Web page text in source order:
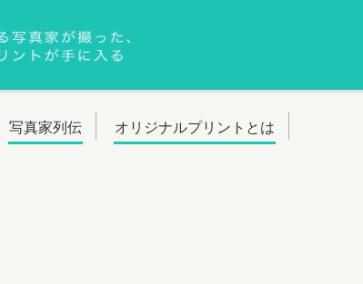
写真家列伝 オリジナルプリントとは